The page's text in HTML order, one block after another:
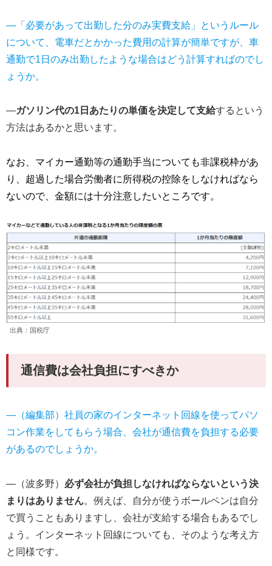
―「必要があって出勤した分のみ実費支給」というルール
について、電車だとかかった費用の計算が簡単ですが、車
通勤で1日のみ出勤したような場合はどう計算すればのでし
ょうか。
―ガソリン代の1日あたりの単価を決定して支給するという
方法はあるかと思います。
なお、 マイカー通勤等の通勤手当についても非課税枠があ
り、超過した場合労働者に所得税の控除をしなければなら
ないので、金額には十分注意したいところです。
出典：国税庁
通信費は会社負担にすべきか
―（編集部）社員の家のインターネット回線を使ってパソ
コン作業をしてもらう場合、会社が通信費を負担する必要
があるのでしょうか。
―（波多野） 必ず会社が負担しなければならないという決
まりはありません。例えば、自分が使うボールペンは自分
で買うこともありますし、会社が支給する場合もあるでし
ょう。インターネット回線についても、そのような考え方
と同様です。